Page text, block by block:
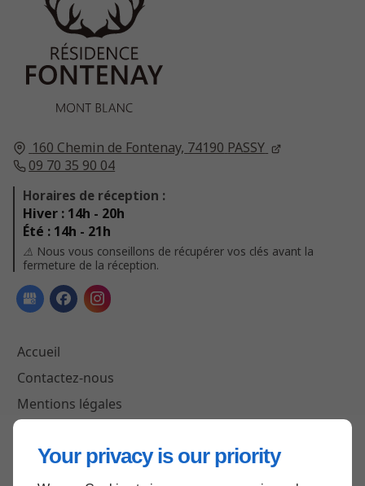
Your privacy is our priority
160 Chemin de Fontenay, 74190 PASSY
09 70 35 90 04
Horaires de réception :
Hiver : 14h - 20h
Été : 14h - 21h
⚠️ Nous vous conseillons de récupérer vos clés avant la
fermeture de la réception.
Accueil
Contactez-nous
Mentions légales